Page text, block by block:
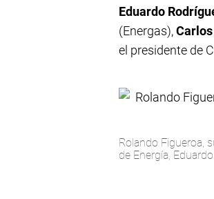
Eduardo
(Energas),
el presidente de
Rolando Figueroa,
de Energía,